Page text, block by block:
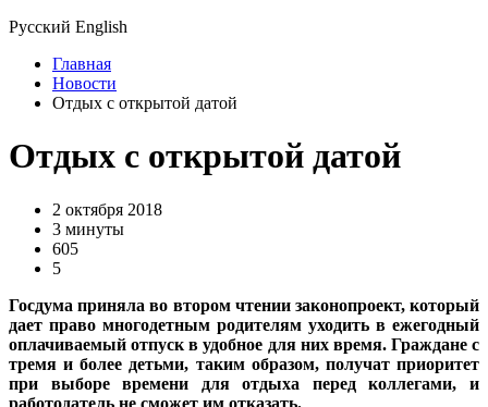
Русский English
Главная
Новости
Отдых с открытой датой
Отдых с открытой датой
2 октября 2018
3 минуты
605
5
Госдума приняла во втором чтении законопроект, который
дает право многодетным родителям уходить в ежегодный
оплачиваемый отпуск в удобное для них время. Граждане с
тремя и более детьми, таким образом, получат приоритет
при выборе времени для отдыха перед коллегами, и
работодатель не сможет им отказать.